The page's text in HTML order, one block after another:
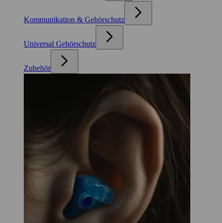
Kommunikation & Gehörschutz
Universal Gehörschutz
Zubehör